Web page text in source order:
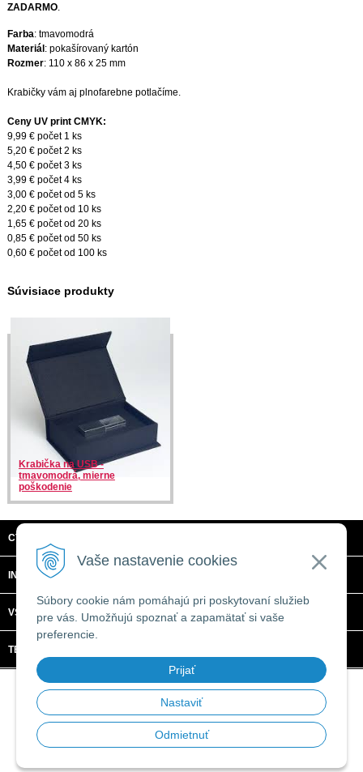
Vaše nastavenie cookies
Súbory cookie nám pomáhajú pri poskytovaní služieb
pre vás. Umožňujú spoznať a zapamätať si vaše
preferencie.
Prijať
Nastaviť
Odmietnuť
ZADARMO.
Farba: tmavomodrá
Materiál: pokašírovaný kartón
Rozmer: 110 x 86 x 25 mm
Krabičky vám aj plnofarebne potlačíme.
Ceny UV print CMYK:
9,99 € počet 1 ks
5,20 € počet 2 ks
4,50 € počet 3 ks
3,99 € počet 4 ks
3,00 € počet od 5 ks
2,20 € počet od 10 ks
1,65 € počet od 20 ks
0,85 € počet od 50 ks
0,60 € počet od 100 ks
Súvisiace produkty
Krabička na USB -
tmavomodrá, mierne
poškodenie
CTRL + C, S.R.O.
INFORMÁCIE
VŠETKO O NÁKUPE
TECHNICKÉ ŠPECIFIKÁCIE
© 2026 CTRL + C, s.r.o. • tvorba eshopu cez UNIobchod
spoločnosti
WEBYGROUP